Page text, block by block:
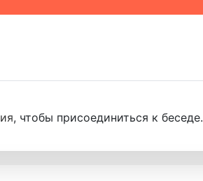
, чтобы присоединиться к беседе.